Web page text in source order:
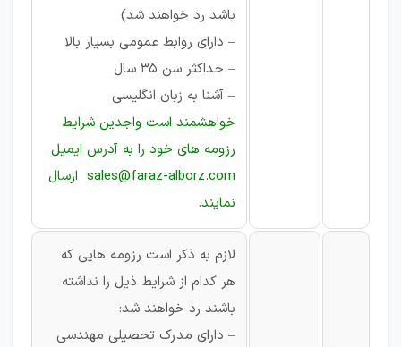
باشد رد خواهند شد)
– دارای روابط عمومی بسیار بالا
– حداکثر سن 35 سال
– آشنا به زبان انگلیسی
خواهشمند است واجدین شرایط
رزومه های خود را به آدرس ایمیل
sales@faraz-alborz.com ارسال
نمایند.
لازم به ذکر است رزومه هایی که
هر کدام از شرایط ذیل را نداشته
باشند رد خواهند شد:
– دارای مدرک تحصیلی مهندسی